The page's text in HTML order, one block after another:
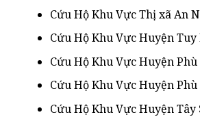
Cứu Hộ Khu Vực Thị xã An
Cứu Hộ Khu Vực Huyện Tuy
Cứu Hộ Khu Vực Huyện Phù
Cứu Hộ Khu Vực Huyện
Cứu Hộ Khu Vực Huyện Tây